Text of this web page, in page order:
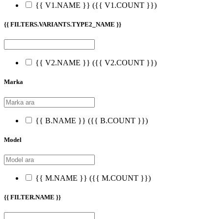
{{ V1.NAME }} ({{ V1.COUNT }})
{{ FILTERS.VARIANTS.TYPE2_NAME }}
{{ V2.NAME }} ({{ V2.COUNT }})
Marka
{{ B.NAME }} ({{ B.COUNT }})
Model
{{ M.NAME }} ({{ M.COUNT }})
{{ FILTER.NAME }}